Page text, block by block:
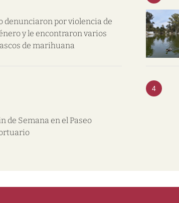
denunciaron por violencia de
y le encontraron varios
de marihuana
de Semana en el Paseo
4